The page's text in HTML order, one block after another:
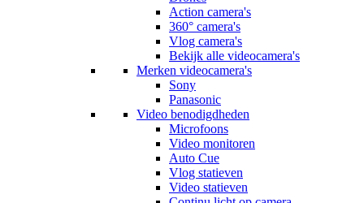
Action camera's
360° camera's
Vlog camera's
Bekijk alle videocamera's
Merken videocamera's
Sony
Panasonic
Video benodigdheden
Microfoons
Video monitoren
Auto Cue
Vlog statieven
Video statieven